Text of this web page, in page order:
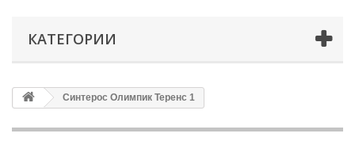
КАТЕГОРИИ
Синтерос Олимпик Теренс 1